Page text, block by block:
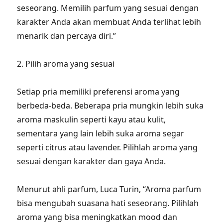
seseorang. Memilih parfum yang sesuai dengan
karakter Anda akan membuat Anda terlihat lebih
menarik dan percaya diri.”
2. Pilih aroma yang sesuai
Setiap pria memiliki preferensi aroma yang
berbeda-beda. Beberapa pria mungkin lebih suka
aroma maskulin seperti kayu atau kulit,
sementara yang lain lebih suka aroma segar
seperti citrus atau lavender. Pilihlah aroma yang
sesuai dengan karakter dan gaya Anda.
Menurut ahli parfum, Luca Turin, “Aroma parfum
bisa mengubah suasana hati seseorang. Pilihlah
aroma yang bisa meningkatkan mood dan